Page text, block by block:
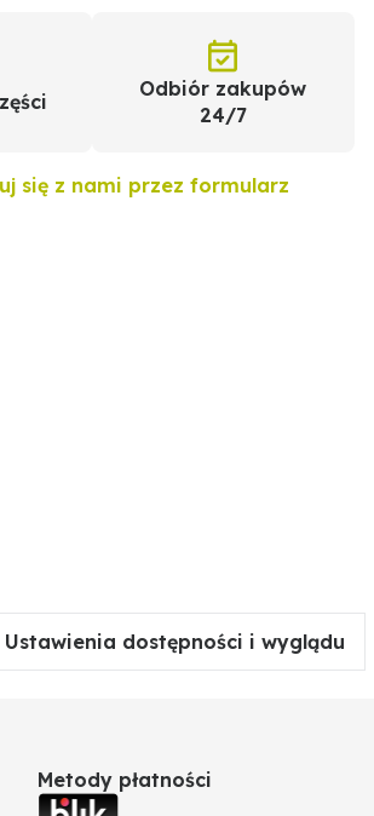
Odbiór zakupów
24/7
się z nami przez formularz
Ustawienia dostępności i wyglądu
Metody płatności